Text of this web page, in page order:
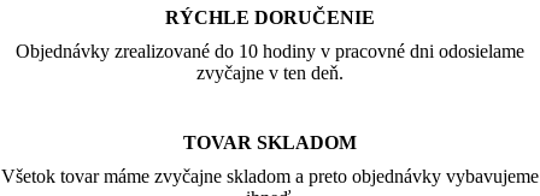
RÝCHLE DORUČENIE
Objednávky zrealizované do 10 hodiny v pracovné dni odosielame
zvyčajne v ten deň.
TOVAR SKLADOM
Všetok tovar máme zvyčajne skladom a preto objednávky vybavujeme